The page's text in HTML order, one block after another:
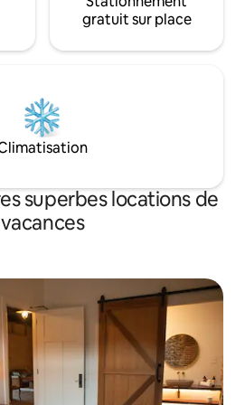
gratuit sur place
superbes locations de
vacances